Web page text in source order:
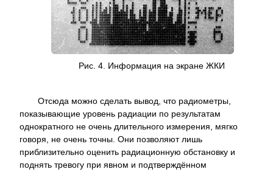
Рис. 4. Информация на экране ЖКИ
Отсюда можно сделать вывод, что радиометры,
показывающие уровень радиации по результатам
однократного не очень длительного измерения, мягко
говоря, не очень точны. Они позволяют лишь
приблизительно оценить радиационную обстановку и
поднять тревогу при явном и подтверждённом